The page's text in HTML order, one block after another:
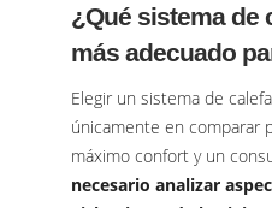
¿Qué sistema de
más adecuado
Elegir un sistema de
únicamente en comparar
máximo confort y un
necesario analizar